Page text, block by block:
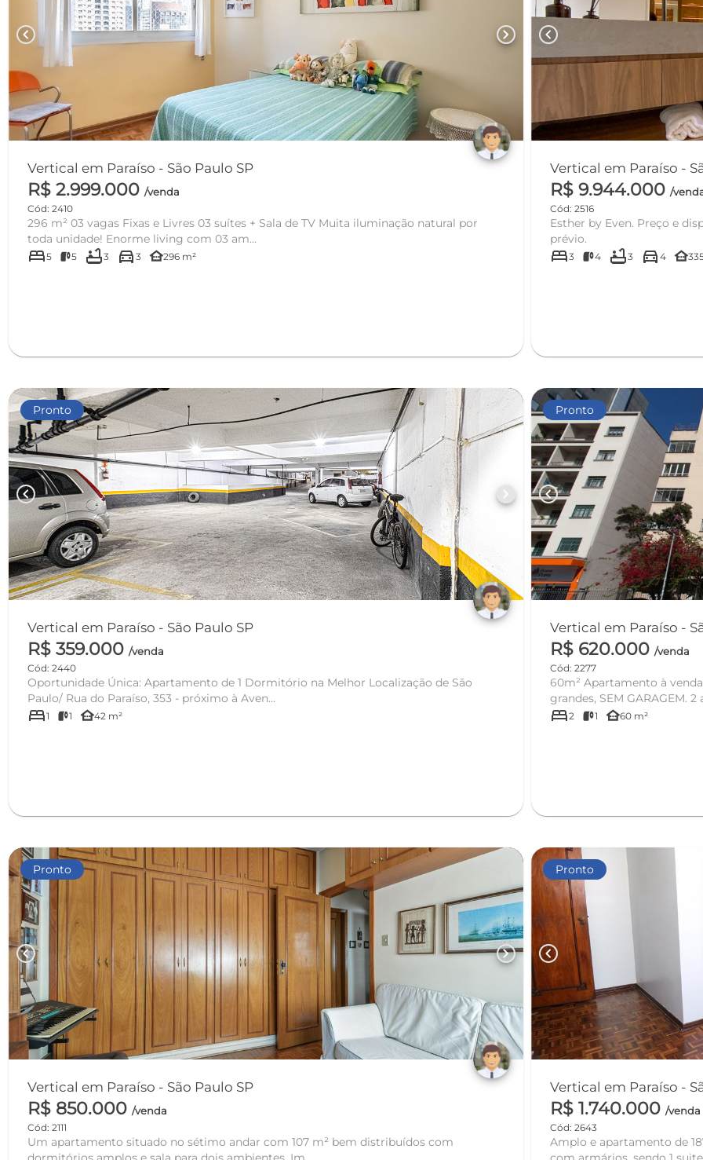
chevron_left chevron_right
Vertical em Paraíso - São Paulo SP
R$ 2.999.000 /venda
Cód: 2410
296 m² 03 vagas Fixas e Livres 03 suítes + Sala de TV Muita iluminação natural por
toda unidade! Enorme living com 03 am...
bed5 5 bathtub3 directions_car 3 other_houses296 m²
chevron_left
Vertical em Paraíso -
R$ 9.944.000/
Cód: 2516
Esther by Even. Preço e
prévio.
bed3 4 bathtub3 directions_car 4 other_houses
Pronto
chevron_left chevron_right
Vertical em Paraíso - São Paulo SP
R$ 359.000 /venda
Cód: 2440
Oportunidade Única: Apartamento de 1 Dormitório na Melhor Localização de São
Paulo/ Rua do Paraíso, 353 - próximo à Aven...
bed1 1 other_houses42 m²
Pronto
chevron_left
Vertical em Paraíso -
R$ 620.000/venda
Cód: 2277
60m² Apartamento à
grandes, SEM GARAGEM. 2
bed2 1 other_houses60 m²
Pronto
chevron_left chevron_right
Vertical em Paraíso - São Paulo SP
R$ 850.000 /venda
Cód: 2111
Um apartamento situado no sétimo andar com 107 m² bem distribuídos com
Pronto
chevron_left
Vertical em Paraíso -
R$ 1.740.000/venda
Cód: 2643
Amplo e apartamento de